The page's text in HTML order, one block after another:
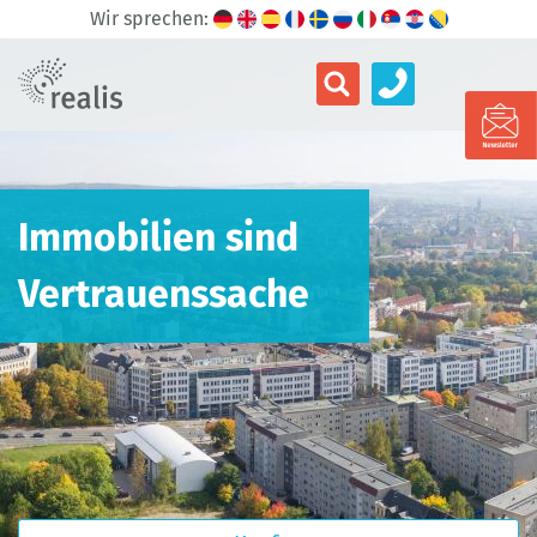
Wir sprechen:
Immobilien sind
Vertrauenssache